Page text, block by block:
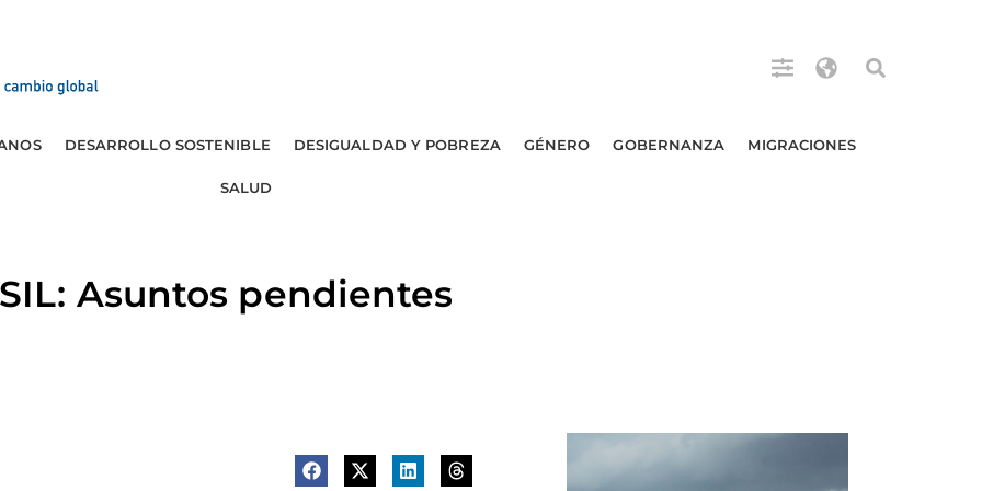
DESARROLLO SOSTENIBLE DESIGUALDAD Y POBREZA GÉNERO GOBERNANZA MIGRACIONES
SALUD
Asuntos pendientes